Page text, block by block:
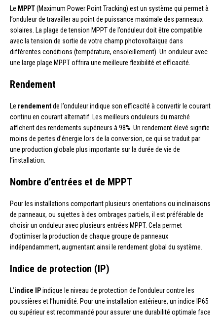
Le MPPT(Maximum Power Point Tracking) est un système qui permet à
l’onduleur de travailler au point de puissance maximale des panneaux
solaires. La plage de tension MPPT de l’onduleur doit être compatible
avec la tension de sortie de votre champ photovoltaïque dans
différentes conditions (température, ensoleillement). Un onduleur avec
une large plage MPPT offrira une meilleure flexibilité et efficacité.
Rendement
Le rendementde l’onduleur indique son efficacité à convertir le courant
continu en courant alternatif. Les meilleurs onduleurs du marché
affichent des rendements supérieurs à 98%. Un rendement élevé signifie
moins de pertes d’énergie lors de la conversion, ce qui se traduit par
une production globale plus importante sur la durée de vie de
l’installation.
Nombre d’entrées et de MPPT
Pour les installations comportant plusieurs orientations ou inclinaisons
de panneaux, ou sujettes à des ombrages partiels, il est préférable de
choisir un onduleur avec plusieurs entrées MPPT. Cela permet
d’optimiser la production de chaque groupe de panneaux
indépendamment, augmentant ainsi le rendement global du système.
Indice de protection (IP)
L’indice IPindique le niveau de protection de l’onduleur contre les
poussières et l’humidité. Pour une installation extérieure, un indice IP65
ou supérieur est recommandé pour assurer une durabilité optimale face